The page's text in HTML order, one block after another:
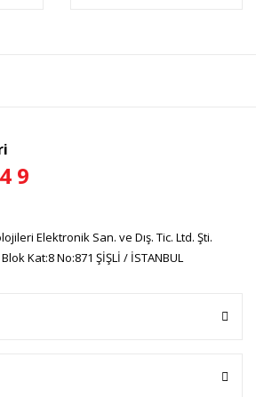
9
Elektronik San. ve Dış. Tic. Ltd. Şti.
Kat:8 No:871 ŞİŞLİ / İSTANBUL